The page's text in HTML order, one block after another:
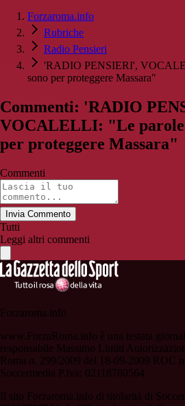
Forzaroma.info
Rubriche
Radio Pensieri
'RADIO PENSIERI',
sono per proteggere Massara"
Commenti: 'RADIO
VOCALELLI: "Le parole
per proteggere Massara"
Commenti
Invia Commento
Tutti
Leggi altri commenti
Forzaroma.info
www.ForzaRoma.info è una testata
responsabile Massimo Limiti
Roma n. 299/2009 del 18-09-2009 ROC
Soccermedia P.Iva: 02118780564
Il sito Forzaroma.info di titolarità di